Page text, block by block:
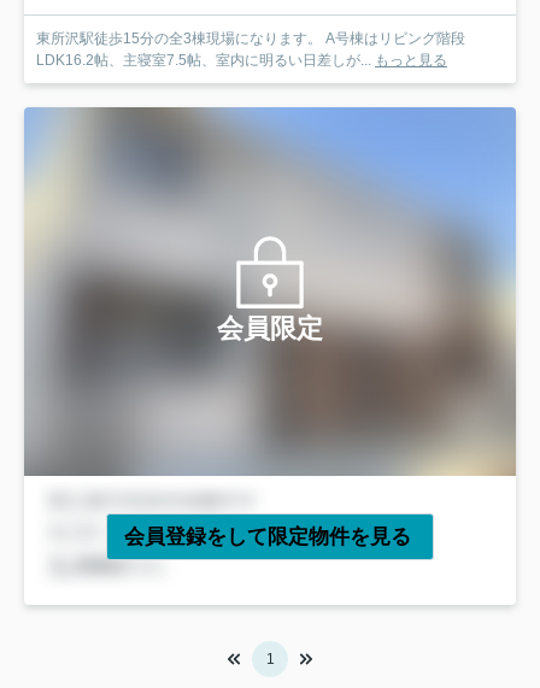
東所沢駅徒歩15分の全3棟現場になります。 A号棟はリビング階段
LDK16.2帖、主寝室7.5帖、室内に明るい日差しが... もっと見る
会員限定
会員登録をして限定物件を見る
1